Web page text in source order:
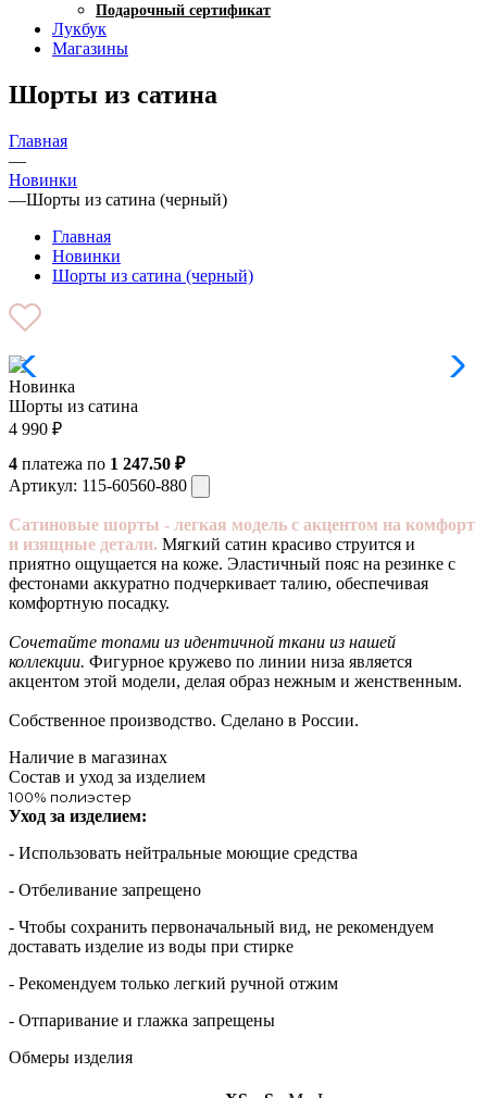
Подарочный сертификат
Лукбук
Магазины
Шорты из сатина
Главная
—
Новинки
—Шорты из сатина (черный)
Главная
Новинки
Шорты из сатина (черный)
Новинка
Шорты из сатина
4 990 ₽
4 платежа по 1 247.50 ₽
Артикул: 115-60560-880
Сатиновые шорты - легкая модель с акцентом на комфорт
и изящные детали. Мягкий сатин красиво струится и
приятно ощущается на коже. Эластичный пояс на резинке с
фестонами аккуратно подчеркивает талию, обеспечивая
комфортную посадку.
Сочетайте топами из идентичной ткани из нашей
коллекции. Фигурное кружево по линии низа является
акцентом этой модели, делая образ нежным и женственным.
Собственное производство. Сделано в России.
Наличие в магазинах
Состав и уход за изделием
100% полиэстер
Уход за изделием:
- Использовать нейтральные моющие средства
- Отбеливание запрещено
- Чтобы сохранить первоначальный вид, не рекомендуем
доставать изделие из воды при стирке
- Рекомендуем только легкий ручной отжим
- Отпаривание и глажка запрещены
Обмеры изделия